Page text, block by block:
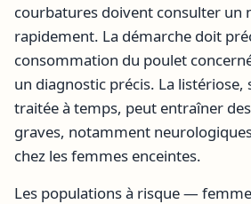
courbatures doivent consulter un
rapidement. La démarche doit
consommation du poulet
un diagnostic précis. La listériose,
traitée à temps, peut entraîner
graves, notamment
chez les femmes enceintes.
Les populations à risque —